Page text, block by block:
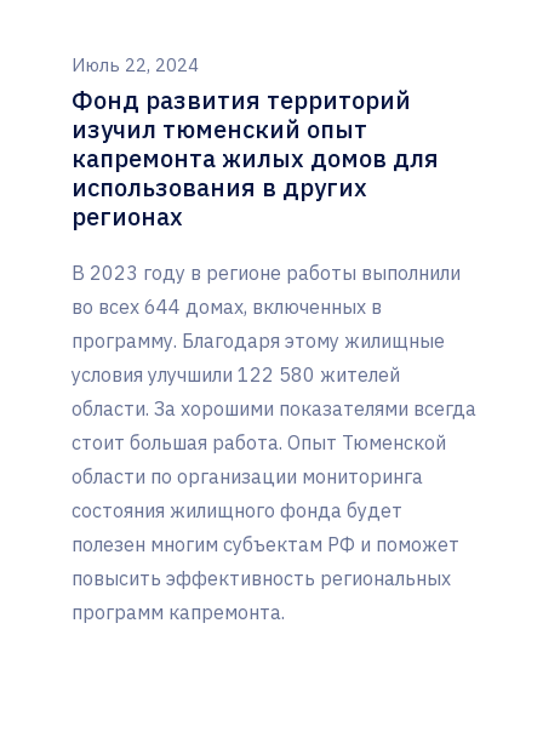
Июль 22, 2024
Фонд развития территорий
изучил тюменский опыт
капремонта жилых домов для
использования в других
регионах
В 2023 году в регионе работы выполнили
во всех 644 домах, включенных в
программу. Благодаря этому жилищные
условия улучшили 122 580 жителей
области. За хорошими показателями всегда
стоит большая работа. Опыт Тюменской
области по организации мониторинга
состояния жилищного фонда будет
полезен многим субъектам РФ и поможет
повысить эффективность региональных
программ капремонта.